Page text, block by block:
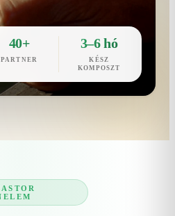
40+
PARTNER
3–6 hó
KÉSZ
KOMPOSZT